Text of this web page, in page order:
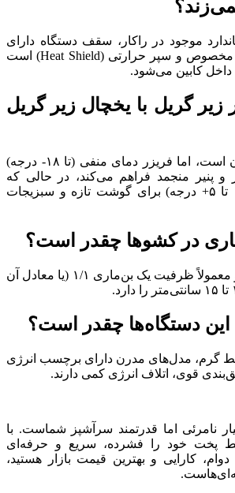
موجود در راکار، سقف دستگاه دارای
لایه‌های عایق حرارتی مخصوص و سپر حرارتی (Heat Shield) است
داخل کابین می‌شود.
زیر گریل با یخچال زیر گریل
ساختار ظاهری یکسان است، اما فریزر دمای منفی (تا ۱۸- درجه)
و پنیر منجمد فراهم می‌کند، در حالی که
یخچال دمای مثبت (۰ تا ۵+ درجه) برای گوشت تازه و سبزیجات
بسته به مدل، هر کشو معمولاً ظرفیت یک بن‌ماری ۱/۱ (یا معادل آن
گرم، مدل‌های مدرن دارای برچسب انرژی
نامرئی اما قدرتمند سرآشپز شماست. با
پخت خود را فشرده، سریع و حرفه‌ای
کارایی و بهترین قیمت بازار هستید،